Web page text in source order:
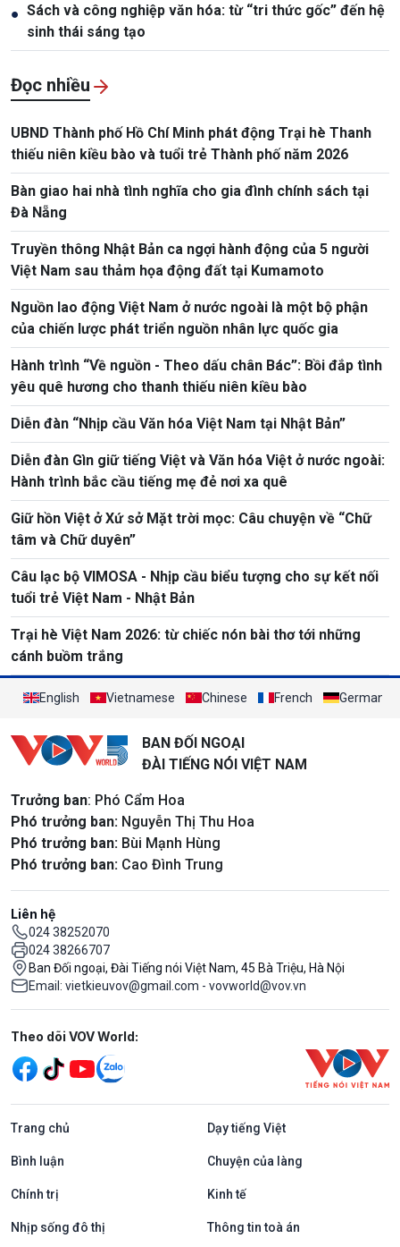
● Sách và công nghiệp văn hóa: từ “tri thức gốc” đến hệ
sinh thái sáng tạo
Đọc nhiều
UBND Thành phố Hồ Chí Minh phát động Trại hè Thanh
thiếu niên kiều bào và tuổi trẻ Thành phố năm 2026
Bàn giao hai nhà tình nghĩa cho gia đình chính sách tại
Đà Nẵng
Truyền thông Nhật Bản ca ngợi hành động của 5 người
Việt Nam sau thảm họa động đất tại Kumamoto
Nguồn lao động Việt Nam ở nước ngoài là một bộ phận
của chiến lược phát triển nguồn nhân lực quốc gia
Hành trình “Về nguồn - Theo dấu chân Bác”: Bồi đắp tình
yêu quê hương cho thanh thiếu niên kiều bào
Diễn đàn “Nhịp cầu Văn hóa Việt Nam tại Nhật Bản”
Diễn đàn Gìn giữ tiếng Việt và Văn hóa Việt ở nước ngoài:
Hành trình bắc cầu tiếng mẹ đẻ nơi xa quê
Giữ hồn Việt ở Xứ sở Mặt trời mọc: Câu chuyện về “Chữ
tâm và Chữ duyên”
Câu lạc bộ VIMOSA - Nhịp cầu biểu tượng cho sự kết nối
tuổi trẻ Việt Nam - Nhật Bản
Trại hè Việt Nam 2026: từ chiếc nón bài thơ tới những
cánh buồm trắng
English Vietnamese Chinese French German
BAN ĐỐI NGOẠI
ĐÀI TIẾNG NÓI VIỆT NAM
Trưởng ban: Phó Cẩm Hoa
Phó trưởng ban: Nguyễn Thị Thu Hoa
Phó trưởng ban: Bùi Mạnh Hùng
Phó trưởng ban: Cao Đình Trung
Liên hệ
024 38252070
024 38266707
Ban Đối ngoại, Đài Tiếng nói Việt Nam, 45 Bà Triệu, Hà Nội
Email: vietkieuvov@gmail.com - vovworld@vov.vn
Mạng xã hội
Theo dõi VOV World:
Trang chủ Dạy tiếng Việt
Bình luận Chuyện của làng
Chính trị Kinh tế
Nhịp sống đô thị Thông tin toà án